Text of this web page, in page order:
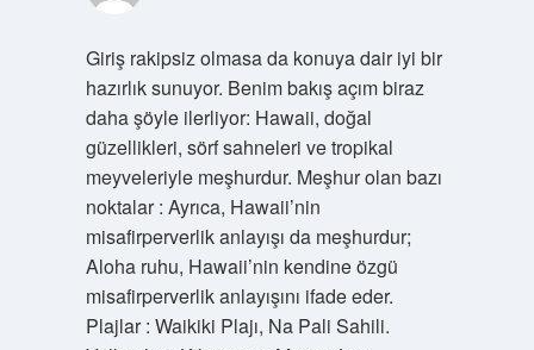
Giriş rakipsiz olmasa da konuya dair iyi bir
hazırlık sunuyor. Benim bakış açım biraz
daha şöyle ilerliyor: Hawaii, doğal
güzellikleri, sörf sahneleri ve tropikal
meyveleriyle meşhurdur. Meşhur olan bazı
noktalar : Ayrıca, Hawaii’nin
misafirperverlik anlayışı da meşhurdur;
Aloha ruhu, Hawaii’nin kendine özgü
misafirperverlik anlayışını ifade eder.
Plajlar : Waikiki Plajı, Na Pali Sahili.